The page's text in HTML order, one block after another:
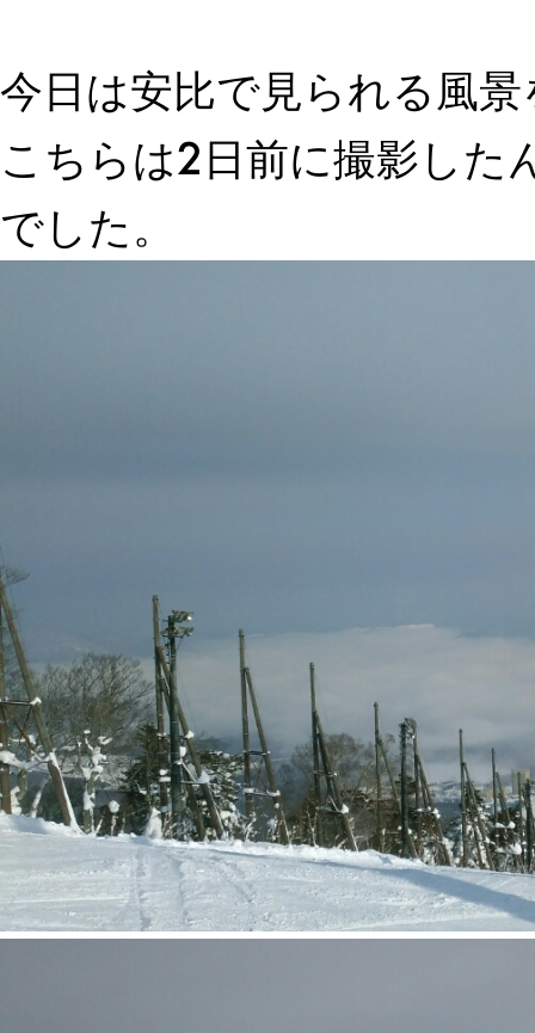
今日は安比で見られる風
こちらは2日前に撮影した
でした。